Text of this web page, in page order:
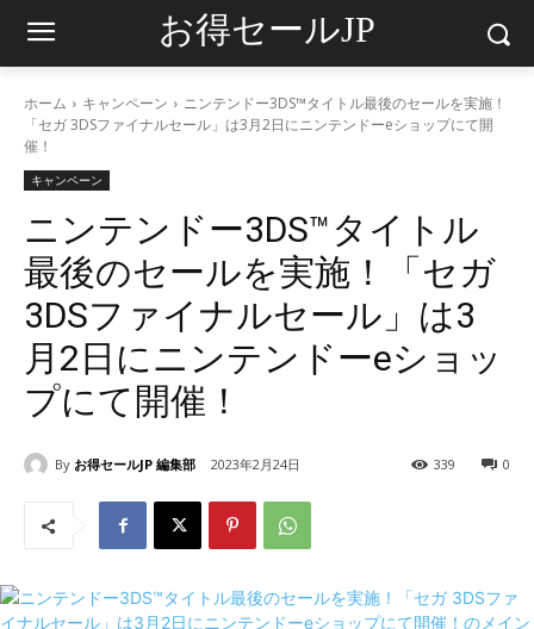
お得セールJP
ホーム キャンペーン
ニンテンドー3DS™タイトル最後のセールを実施！
「セガ 3DSファイナルセール」は3月2日にニンテンドーeショップにて開
催！
キャンペーン
ニンテンドー3DS™タイトル
最後のセールを実施！「セガ
3DSファイナルセール」は3
月2日にニンテンドーeショッ
プにて開催！
By お得セールJP 編集部 2023年2月24日 0
339